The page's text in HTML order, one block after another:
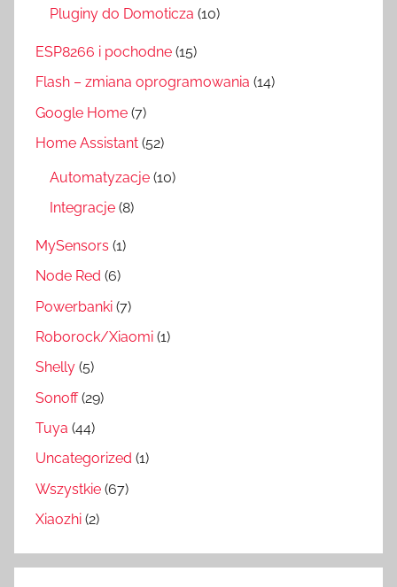
Pluginy do Domoticza (10)
ESP8266 i pochodne (15)
Flash – zmiana oprogramowania (14)
Google Home (7)
Home Assistant (52)
Automatyzacje (10)
Integracje (8)
MySensors (1)
Node Red (6)
Powerbanki (7)
Roborock/Xiaomi (1)
Shelly (5)
Sonoff(29)
Tuya (44)
Uncategorized (1)
Wszystkie (67)
Xiaozhi (2)